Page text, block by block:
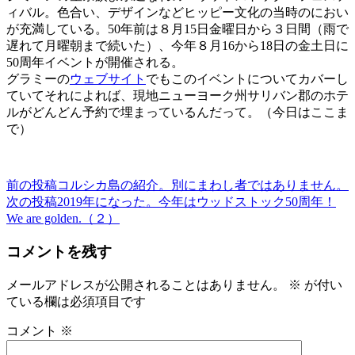
ィバル。色合い、デザインなどヒッピー文化の当時のにおい
が充満している。50年前は８月15日金曜日から３日間（雨で
遅れて月曜朝まで続いた）、今年８月16から18日の金土日に
50周年イベントが開催される。
グラミーのウェブサイト でもこのイベントについてカバーし
ていてそれによれば、現地ニューヨーク州サリバン郡のホテ
ルがどんどん予約で埋まっているんだって。（今日はここま
で）
投
稿
ビ
ゲ
シ
前の投稿コルシカ島の紹介。別にまわし者ではありません。
次の投稿2019年になった。今年はウッドストック50周年！
We are golden.（２）
コメントを残す
メールアドレスが公開されることはありません。 ※ が付い
ている欄は必須項目です
コメント ※